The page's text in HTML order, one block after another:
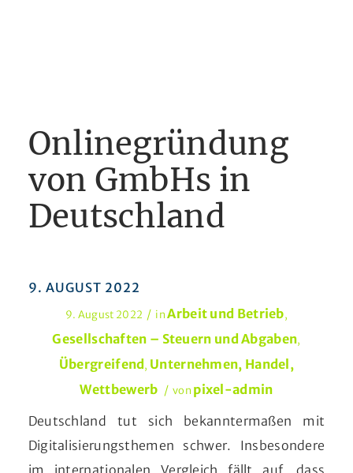
Onlinegründung
von GmbHs in
Deutschland
9. AUGUST 2022
9. August 2022 / inArbeit und Betrieb,
Gesellschaften – Steuern und Abgaben,
Übergreifend , Unternehmen, Handel,
Wettbewerb / von pixel-admin
Deutschland tut sich bekanntermaßen mit
Digitalisierungsthemen schwer. Insbesondere
im internationalen Vergleich fällt auf, dass